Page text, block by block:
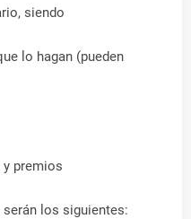
siendo
lo hagan (pueden
premios
los siguientes: